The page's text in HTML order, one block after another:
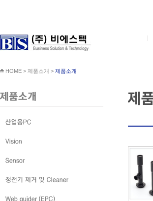
HOME > 제품소개 > 제품소개